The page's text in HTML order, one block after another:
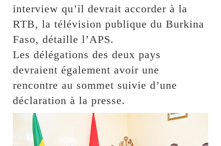
interview qu’il devrait accorder à la
RTB, la télévision publique du Burkina
Faso, détaille l’APS.
Les délégations des deux pays
devraient également avoir une
rencontre au sommet suivie d’une
déclaration à la presse.